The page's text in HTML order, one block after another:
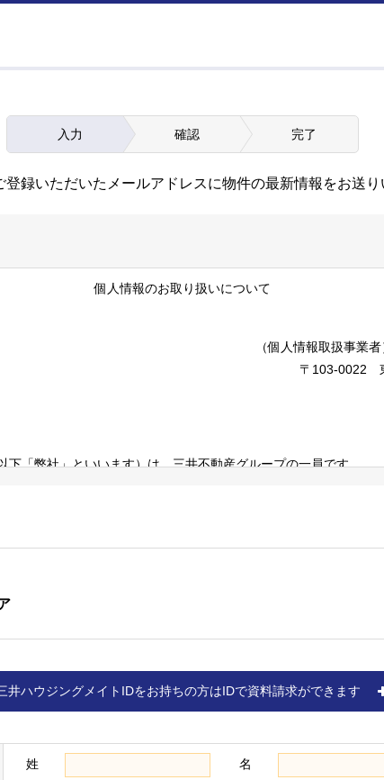
入力 確認 完了
録いただいたメールアドレスに物件の最新情報をお送り
個人情報のお取り扱いについて
（個人情報取扱事業者
〒103-0022
「弊社」といいます）は、三井不動産グループの一員です。
情報の取扱いにつきましては、以下をご覧ください。
ただいた方、物件に来場いただいた方、ならびに売買契約を締結
「お客様情報」といいます）を取得し、以下の各条の目的、利用
れた情報を含みます）
井ハウジングメイトIDをお持ちの方はIDで資料請求ができます
姓 名